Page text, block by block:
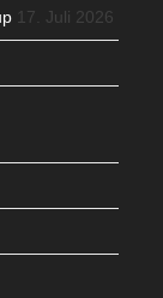
17. Juli 2026